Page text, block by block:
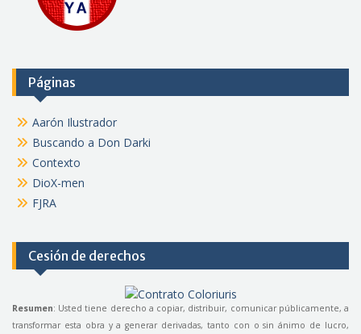
Páginas
Aarón Ilustrador
Buscando a Don Darki
Contexto
DioX-men
FJRA
Cesión de derechos
Resumen: Usted tiene derecho a copiar, distribuir, comunicar públicamente, a
transformar esta obra y a generar derivadas, tanto con o sin ánimo de lucro,